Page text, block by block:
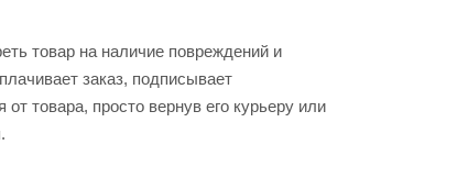
товар на наличие повреждений и
заказ, подписывает
товара, просто вернув его курьеру или